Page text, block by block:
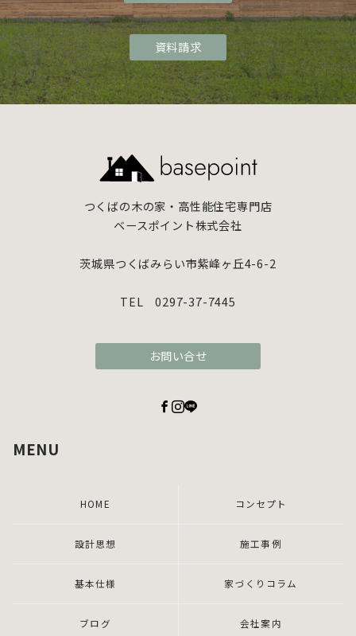
資料請求
つくばの木の家・高性能住宅専門店
ベースポイント株式会社
茨城県つくばみらい市紫峰ヶ丘4-6-2
TEL 0297-37-7445
お問い合せ
MENU
HOME コンセプト
設計思想 施工事例
基本仕様 家づくりコラム
ブログ 会社案内